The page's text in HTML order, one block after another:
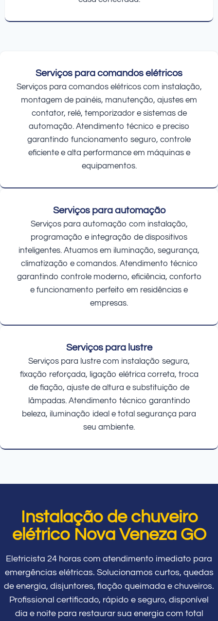
Serviços para comandos elétricos
Serviços para comandos elétricos com instalação,
montagem de painéis, manutenção, ajustes em
contator, relé, temporizador e sistemas de
automação. Atendimento técnico e preciso
garantindo funcionamento seguro, controle
eficiente e alta performance em máquinas e
equipamentos.
Serviços para automação
Serviços para automação com instalação,
programação e integração de dispositivos
inteligentes. Atuamos em iluminação, segurança,
climatização e comandos. Atendimento técnico
garantindo controle moderno, eficiência, conforto
e funcionamento perfeito em residências e
empresas.
Serviços para lustre
Serviços para lustre com instalação segura,
fixação reforçada, ligação elétrica correta, troca
de fiação, ajuste de altura e substituição de
lâmpadas. Atendimento técnico garantindo
beleza, iluminação ideal e total segurança para
seu ambiente.
Instalação de chuveiro
elétrico Nova Veneza GO
Eletricista 24 horas com atendimento imediato para
emergências elétricas. Solucionamos curtos, quedas
de energia, disjuntores, fiação queimada e chuveiros.
Profissional certificado, rápido e seguro, disponível
dia e noite para restaurar sua energia com total